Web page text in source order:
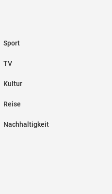
Sport
TV
Kultur
Reise
Nachhaltigkeit